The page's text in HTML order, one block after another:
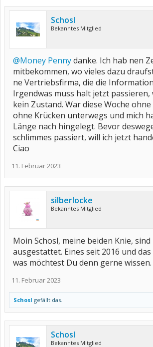
Schosl
Bekanntes Mitglied
@Money Pennydanke. Ich hab nen
mitbekommen, wo vieles dazu
ne Vertriebsfirma, die die
Irgendwas muss halt jetzt passieren,
kein Zustand. War diese Woche
ohne Krücken unterwegs und mich
Länge nach hingelegt. Bevor
schlimmes passiert, will ich jetzt
Ciao
11. Februar 2023
silberlocke
Bekanntes Mitglied
Moin Schosl, meine beiden Knie, sind
ausgestattet. Eines seit 2016 und das
was möchtest Du denn gerne wissen.
11. Februar 2023
Schosl gefällt das.
Schosl
Bekanntes Mitglied